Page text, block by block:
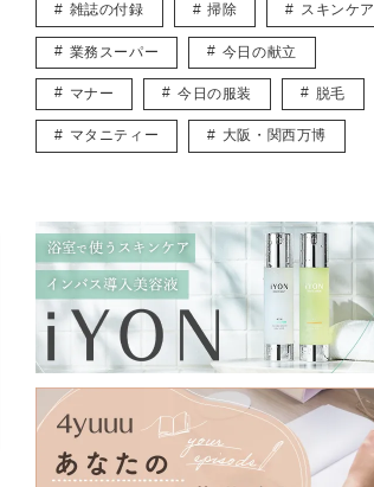
雑誌の付録 掃除 スキンケア
業務スーパー 今日の献立
マナー 今日の服装 脱毛
マタニティー 大阪・関西万博